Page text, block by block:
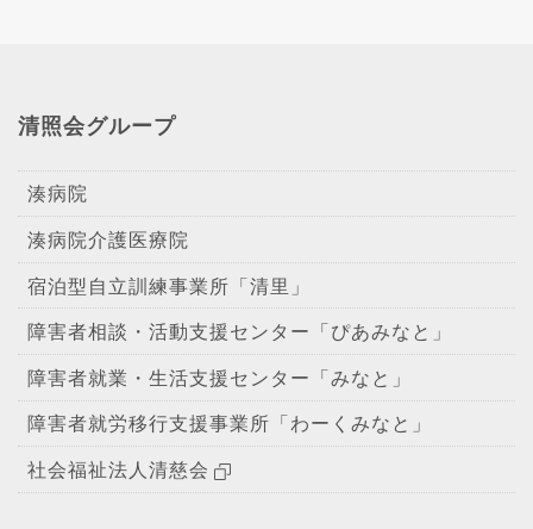
清照会グループ
湊病院
湊病院介護医療院
宿泊型自立訓練事業所「清里」
障害者相談・活動支援センター「ぴあみなと」
障害者就業・生活支援センター「みなと」
障害者就労移行支援事業所「わーくみなと」
社会福祉法人清慈会